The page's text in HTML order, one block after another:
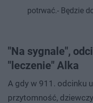
potrwać.- Będzie
"Na sygnale",
"leczenie" Alka
A gdy w 911. odcinku
przytomność,